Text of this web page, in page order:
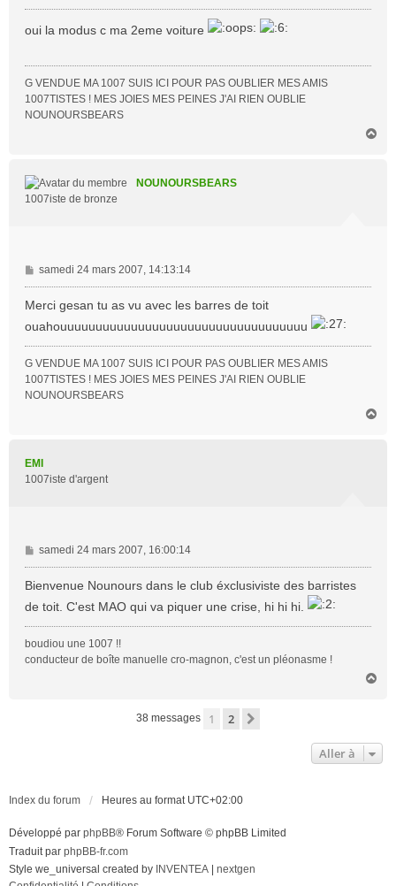
e
s
e
oui la modus c ma 2eme voiture
G VENDUE MA 1007 SUIS ICI POUR PAS OUBLIER MES AMIS
1007TISTES ! MES JOIES MES PEINES J'AI RIEN OUBLIE
NOUNOURSBEARS
NOUNOURSBEARS
1007iste de bronze
M
e
s
a
g
e
samedi 24 mars 2007, 14:13:14
Merci gesan tu as vu avec les barres de toit
ouahouuuuuuuuuuuuuuuuuuuuuuuuuuuuuuuuuuu
G VENDUE MA 1007 SUIS ICI POUR PAS OUBLIER MES AMIS
1007TISTES ! MES JOIES MES PEINES J'AI RIEN OUBLIE
NOUNOURSBEARS
EMI
1007iste d'argent
M
e
s
a
g
e
samedi 24 mars 2007, 16:00:14
Bienvenue Nounours dans le club éxclusiviste des barristes
de toit. C'est MAO qui va piquer une crise, hi hi hi.
boudiou une 1007 !!
conducteur de boîte manuelle cro-magnon, c'est un pléonasme !
38 messages 1 2
Aller à
Index du forum Heures au format UTC+02:00
Développé par phpBB® Forum Software © phpBB Limited
Traduit par phpBB-fr.com
Style we_universal created by INVENTEA
nextgen